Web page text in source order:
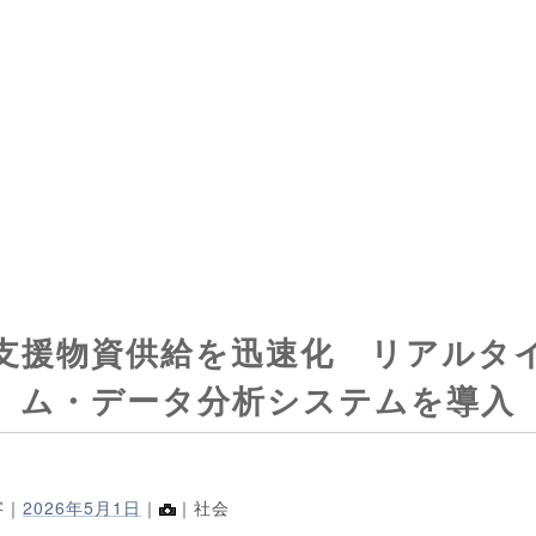
援物資供給を迅速化 リアルタ
ム・データ分析システムを導入
2026年5月1日 ｜ ｜社会